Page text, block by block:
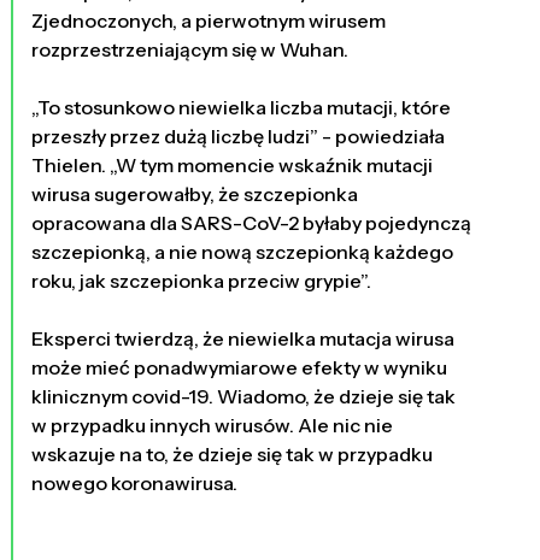
Zjednoczonych, a pierwotnym wirusem
rozprzestrzeniającym się w Wuhan.
„To stosunkowo niewielka liczba mutacji, które
przeszły przez dużą liczbę ludzi” - powiedziała
Thielen. „W tym momencie wskaźnik mutacji
wirusa sugerowałby, że szczepionka
opracowana dla SARS-CoV-2 byłaby pojedynczą
szczepionką, a nie nową szczepionką każdego
roku, jak szczepionka przeciw grypie”.
Eksperci twierdzą, że niewielka mutacja wirusa
może mieć ponadwymiarowe efekty w wyniku
klinicznym covid-19. Wiadomo, że dzieje się tak
w przypadku innych wirusów. Ale nic nie
wskazuje na to, że dzieje się tak w przypadku
nowego koronawirusa.